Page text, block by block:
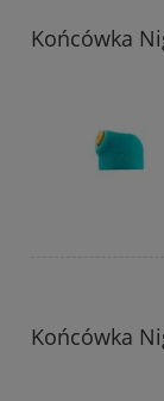
Końcówka
Końcówka